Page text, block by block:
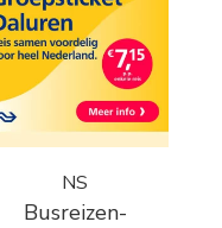
NS
Busreizen-